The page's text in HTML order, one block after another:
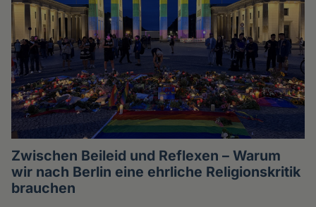
Zwischen Beileid und Reflexen – Warum
wir nach Berlin eine ehrliche Religionskritik
brauchen